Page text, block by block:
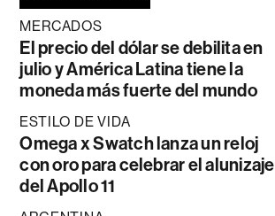
MERCADOS
El precio del dólar se debilita en
julio y América Latina tiene la
moneda más fuerte del mundo
ESTILO DE VIDA
Omega x Swatch lanza un reloj
con oro para celebrar el alunizaje
del Apollo 11